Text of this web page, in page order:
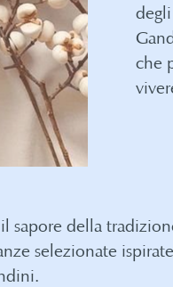
che
sapore della
selezionate